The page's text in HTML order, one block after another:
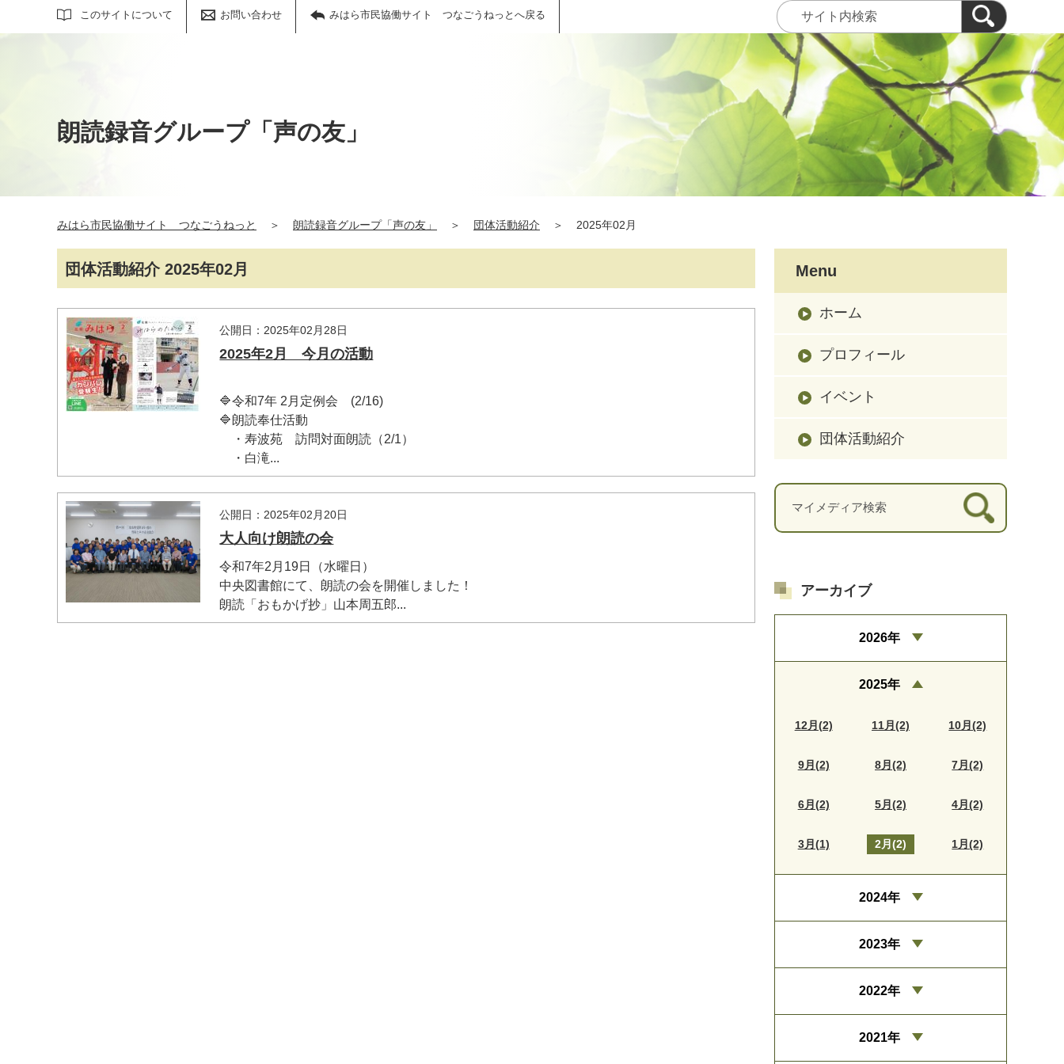
このサイトについて お問い合わせ みはら市民協働サイト つなごうねっとへ戻る
サイト内検索
朗読録音グループ「声の友」
みはら市民協働サイト つなごうねっと ＞ 朗読録音グループ「声の友」 ＞ 団体活動紹介 ＞ 2025年02月
団体活動紹介 2025年02月
公開日：2025年02月28日
2025年2月 今月の活動
🔷令和7年 2月定例会 (2/16)
🔷朗読奉仕活動
・寿波苑 訪問対面朗読（2/1）
・白滝...
公開日：2025年02月20日
大人向け朗読の会
令和7年2月19日（水曜日）
中央図書館にて、朗読の会を開催しました！
朗読「おもかげ抄」山本周五郎...
Menu
ホーム
プロフィール
イベント
団体活動紹介
マイメディア検索
アーカイブ
2026年
2025年
12月(2) 11月(2) 10月(2)
9月(2) 8月(2) 7月(2)
6月(2) 5月(2) 4月(2)
3月(1) 2月(2) 1月(2)
2024年
2023年
2022年
2021年